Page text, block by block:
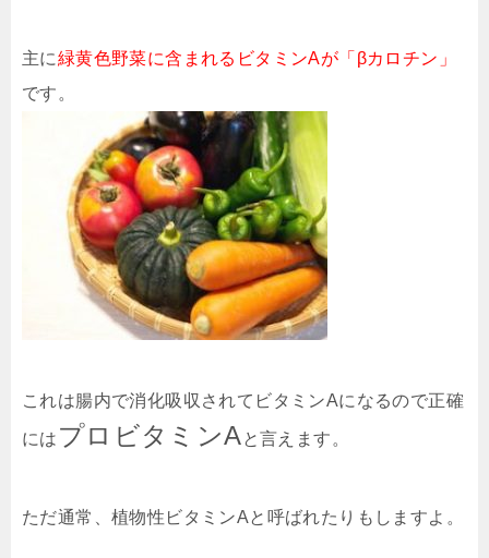
主に緑黄色野菜に含まれるビタミンAが「βカロチン」
です。
これは腸内で消化吸収されてビタミンAになるので正確
には プロビタミンAと言えます。
ただ通常、植物性ビタミンAと呼ばれたりもしますよ。